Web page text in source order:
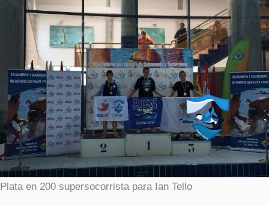
Plata en 200 supersocorrista para Ian Tello